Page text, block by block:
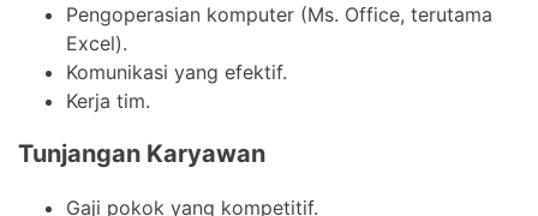
Pengoperasian komputer (Ms. Office, terutama
Excel).
Komunikasi yang efektif.
Kerja tim.
Tunjangan Karyawan
Gaji pokok yang kompetitif.